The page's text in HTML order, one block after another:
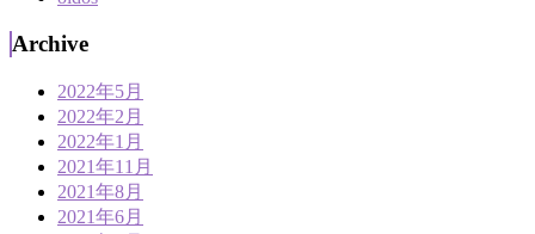
Archive
2022年5月
2022年2月
2022年1月
2021年11月
2021年8月
2021年6月